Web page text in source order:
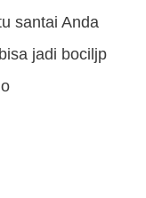
santai Anda
jadi bociljp